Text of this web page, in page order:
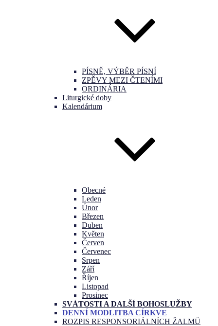
PÍSNĚ, VÝBĚR PÍSNÍ
ZPĚVY MEZI ČTENÍMI
ORDINÁRIA
Liturgické doby
Kalendárium
Obecné
Leden
Únor
Březen
Duben
Květen
Červen
Červenec
Srpen
Září
Říjen
Listopad
Prosinec
SVÁTOSTI A DALŠÍ BOHOSLUŽBY
DENNÍ MODLITBA CÍRKVE
ROZPIS RESPONSORIÁLNÍCH ŽALMŮ